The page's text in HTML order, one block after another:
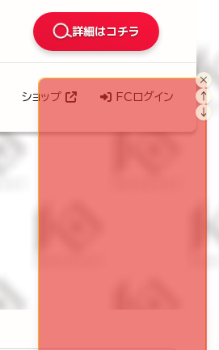
詳細はコチラ
ショップ FCログイン
×
↑
↓